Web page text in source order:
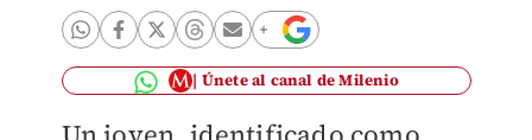
Únete al canal de Milenio